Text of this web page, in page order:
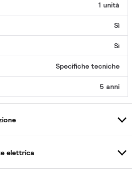
1 unità
Sì
Sì
Specifiche tecniche
5 anni
elettrica